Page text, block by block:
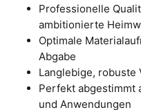
Professionelle
ambitionierte
Optimale
Abgabe
Langlebige, robuste
Perfekt abgestimmt
und Anwendungen